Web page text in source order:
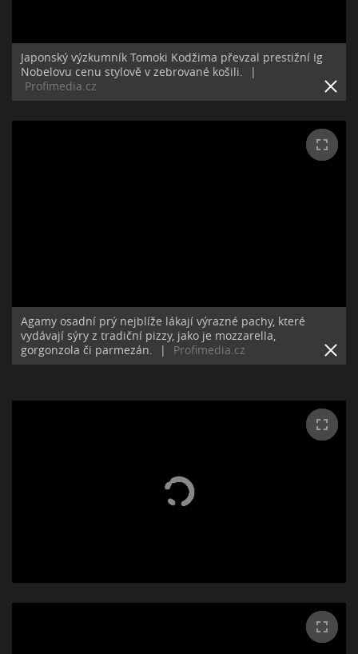
Japonský výzkumník Tomoki Kodžima převzal prestižní Ig
Nobelovu cenu stylově v zebrované košili.
|
Profimedia.cz
Agamy osadní prý nejblíže lákají výrazné pachy, které
vydávají sýry z tradiční pizzy, jako je mozzarella,
gorgonzola či parmezán.
| Profimedia.cz